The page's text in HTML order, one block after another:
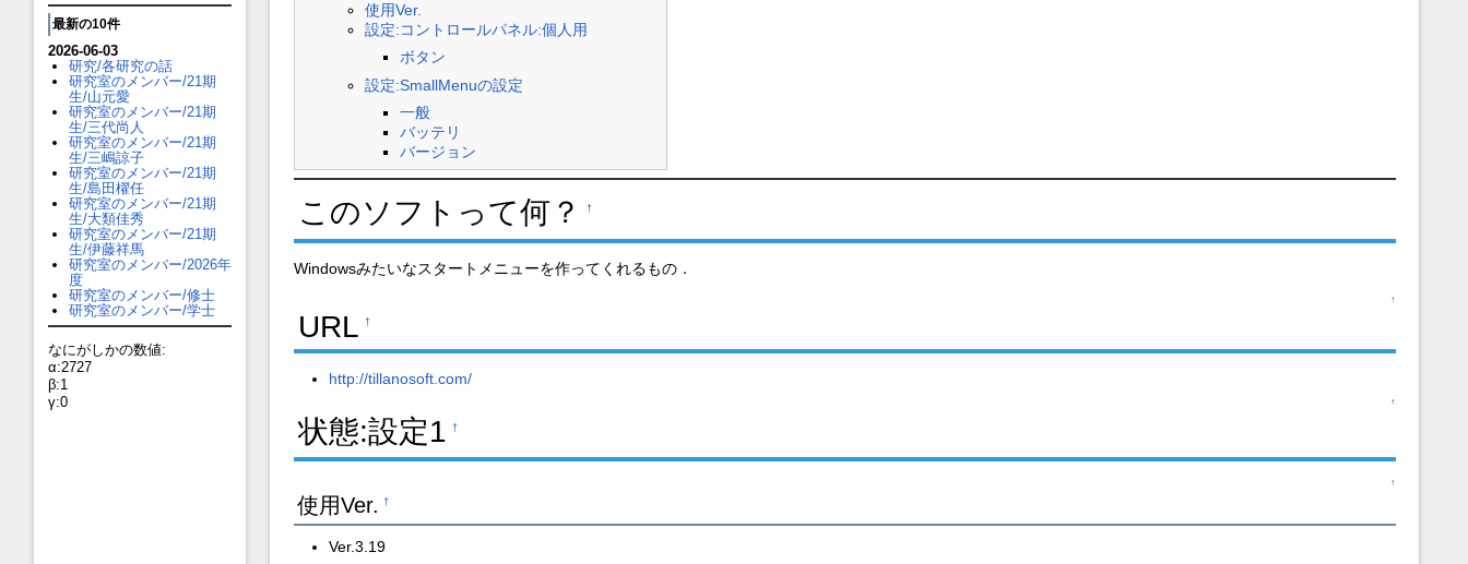
最新の10件
2026-06-03
研究/各研究の話
研究室のメンバー/21期
生/山元愛
研究室のメンバー/21期
生/三代尚人
研究室のメンバー/21期
生/三嶋諒子
研究室のメンバー/21期
生/島田櫂任
研究室のメンバー/21期
生/大類佳秀
研究室のメンバー/21期
生/伊藤祥馬
研究室のメンバー/2026年
度
研究室のメンバー/修士
研究室のメンバー/学士
なにがしかの数値:
α:2727
β:1
γ:0
使用Ver.
設定:コントロールパネル:個人用
ボタン
設定:SmallMenuの設定
一般
バッテリ
バージョン
このソフトって何？ †
Windowsみたいなスタートメニューを作ってくれるもの．
↑
URL †
http://tillanosoft.com/
↑
状態:設定1 †
↑
使用Ver. †
Ver.3.19